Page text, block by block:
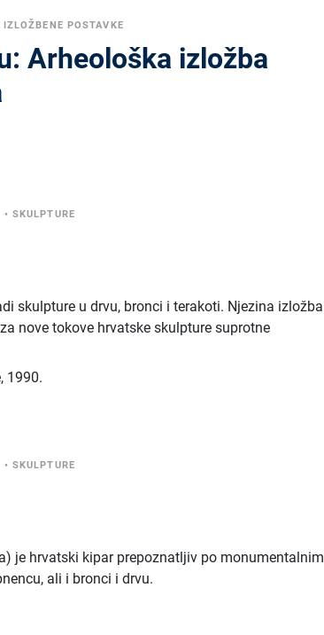
POSTAVKE
Arheološka izložba
• SKULPTURE
skulpture u drvu, bronci i terakoti. Njezina izložba
nove tokove hrvatske skulpture suprotne
, 1990.
• SKULPTURE
je hrvatski kipar prepoznatljiv po monumentalnim
ali i bronci i drvu.